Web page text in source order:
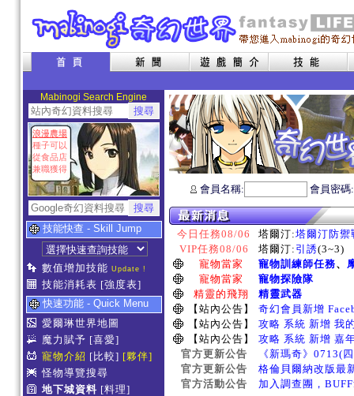
Mabinogi Search Engine
浪漫農場
種子可以
從食品店
兼職獲得
技能快查 - Skill Jump
數值增加技能 Update !
技能消耗表 [強度表]
快速功能 - Quick Menu
愛爾琳世界地圖
魔力賦予 [喜愛]
寵物介紹 [比較] [夥伴]
怪物導覽搜尋
地下城資料 [料理]
會員名稱: 會員密
今日任務08/06 塔爾汀:塔爾汀防禦
VIP任務08/06
塔爾汀: 引誘(3~3)
寵物當家
寵物訓練師任務、
寵物當家
寵物探險隊
精靈的飛翔
精靈武器
【站內公告】
奇幻會員新增
【站內公告】
攻略 系統 新增 我
【站內公告】
攻略 系統 新增 嘉
官方更新公告
《新瑪奇》0713(
官方更新公告
格倫貝爾納改版最
官方活動公告
加入調查團，